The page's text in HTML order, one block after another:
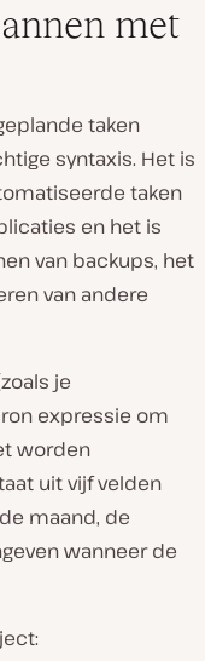
met
taken
syntaxis. Het is
taken
en het is
van backups, het
van andere
je
expressie om
worden
uit vijf velden
maand, de
wanneer de